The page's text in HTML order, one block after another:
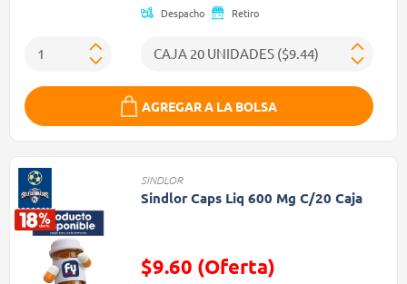
Despacho Retiro
AGREGAR A LA BOLSA
SINDLOR
Sindlor Caps Liq 600 Mg C/20 Caja
$9.60 (Oferta)